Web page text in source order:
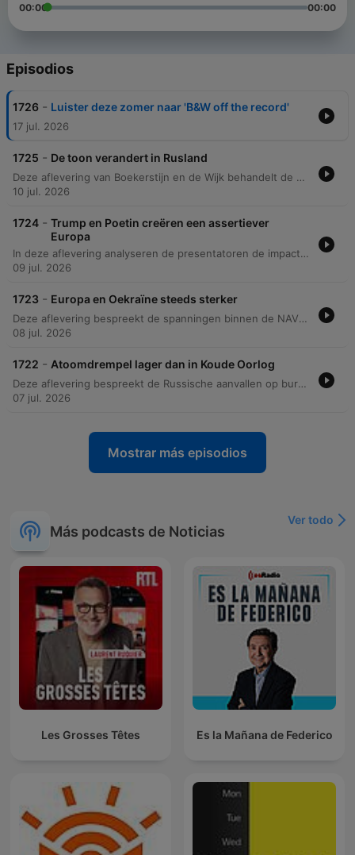
00:00 00:00
Episodios
1726 - Luister deze zomer naar 'B&W off the record'
17 jul. 2026
1725 - De toon verandert in Rusland
Deze aflevering van Boekerstijn en de Wijk behandelt de escalerende situatie in de oorlog tussen Rusland en Oekraïne, met aandacht voor Russische aanvallen op de energie-infrastructuur, de veranderende retoriek in het Kremlin en de mogelijke levering van Amerikaanse Patriot-onderdelen. Daarnaast wordt de toenemende spanning in het Midden-Oosten besproken, specifiek de militaire acties van Iran en de impact op de Straat van Hormuz, evenals recente politieke ontwikkelingen rondom Donald Trump.
10 jul. 2026
1724 - Trump en Poetin creëren een assertiever
Europa
In deze aflevering analyseren de presentatoren de impact van de NAVO-top en de onvoorspelbare houding van Trump ten opzichte van bondgenoten en de soevereiniteit van Denemarken. Er wordt diep ingegaan op de Russische militaire dreiging langs de NAVO-grenzen en de kwetsbaarheid van het Westen voor escalatie. Daarnaast bespreken we de geopolitieke implicaties van de oorlog in Oekraïne. De discussie belicht de noodzaak om geen zwakte te tonen aan Poetin en speculeert over mogelijke scenario's, zoals een 'Duitslandscenario' voor Oekraïne, en de impact van een assertiever Oekraïne op de NAVO en de EU.
09 jul. 2026
1723 - Europa en Oekraïne steeds sterker
Deze aflevering bespreekt de spanningen binnen de NAVO tijdens de top in Ankara, waarbij de onvoorspelbare houding van Trump en de reactie van Rutte centraal staan. Daarnaast wordt de verschuiving in defensie-aankopen naar Europa en de groeiende militaire samenwerking met Oekraïne belicht. Verder wordt de escalerende militaire spanning in Oekraïne behandeld, met specifieke aandacht voor de kwetsbaarheid van de Russische logistiek en de Krim. Tot slot wordt de toenemende dreiging in het Midden-Oosten en de confrontatie tussen de VS en Iran besproken.
08 jul. 2026
1722 - Atoomdrempel lager dan in Koude Oorlog
Deze aflevering bespreekt de Russische aanvallen op burgerdoelen in Oekraïne en de beperkte mogelijkheden van het Westen om hier effectief op te reageren door een uitgeput arsenaal. Daarnaast wordt de complexiteit van de escalatieladder en mogelijke Russische provocaties tegen de NAVO geanalyseerd. De discussie behandelt verder de risico's van Russische escalatie en de werking van nucleaire afschrikking. De sprekers analyseren scenario's waarbij Poetin kleine territoriale winsten kan proberen te behalen in gebieden met weinig NAVO-troepen en bespreken de veranderende drempel voor het gebruik van kernwapens.
07 jul. 2026
Mostrar más episodios
Más podcasts de Noticias
Ver todo
Les Grosses Têtes Es la Mañana de Federico